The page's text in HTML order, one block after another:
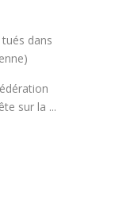
dans
sur la ...